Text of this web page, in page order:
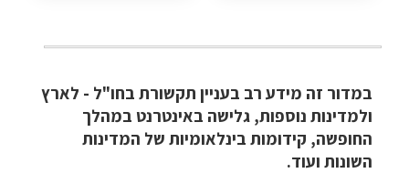
במדור זה מידע רב בעניין תקשורת בחו"ל - לארץ
ולמדינות נוספות, גלישה באינטרנט במהלך
החופשה, קידומות בינלאומיות של המדינות
השונות ועוד.